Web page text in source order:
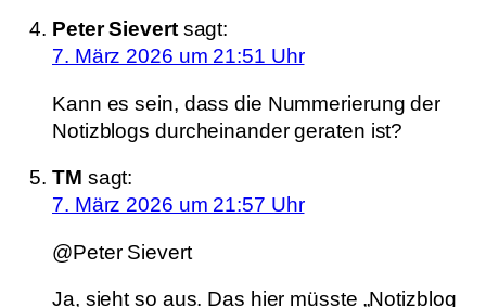
Peter Sievert sagt:
7. März 2026 um 21:51 Uhr
Kann es sein, dass die Nummerierung der
Notizblogs durcheinander geraten ist?
TM sagt:
7. März 2026 um 21:57 Uhr
@Peter Sievert
Ja, sieht so aus. Das hier müsste „Notizblog